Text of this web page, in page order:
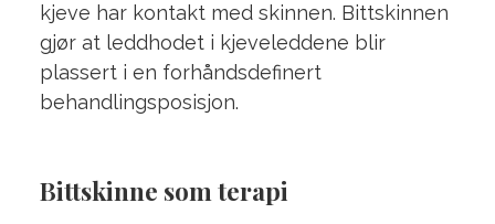
kjeve har kontakt med skinnen. Bittskinnen
gjør at leddhodet i kjeveleddene blir
plassert i en forhåndsdefinert
behandlingsposisjon.
Bittskinne som terapi